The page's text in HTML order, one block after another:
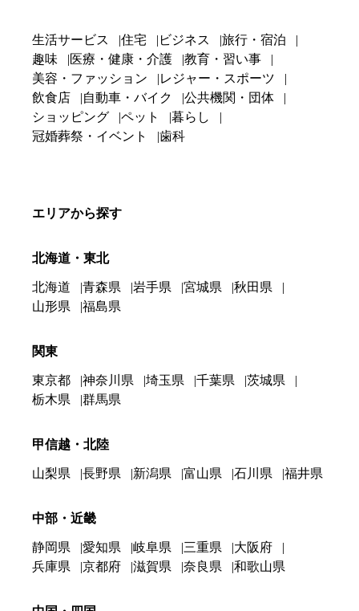
生活サービス 住宅 ビジネス
旅行・宿泊
趣味
医療・健康・介護
教育・習い事
美容・ファッション
レジャー・スポーツ
飲食店
自動車・バイク
公共機関・団体
ショッピング
ペット
暮らし
冠婚葬祭・イベント
歯科
エリアから探す
北海道・東北
北海道 青森県 岩手県 宮城県
秋田県
山形県
福島県
関東
東京都 神奈川県 埼玉県 千葉県
茨城県
栃木県
群馬県
甲信越・北陸
山梨県 長野県 新潟県 富山県 石川県 福井県
中部・近畿
静岡県 愛知県 岐阜県 三重県
大阪府
兵庫県
京都府 滋賀県 奈良県 和歌山県